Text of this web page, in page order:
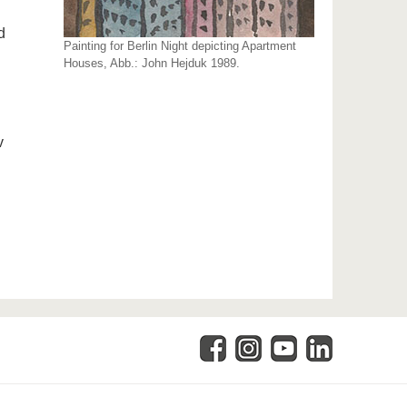
Painting for Berlin Night depicting Apartment
Houses, Abb.: John Hejduk 1989.